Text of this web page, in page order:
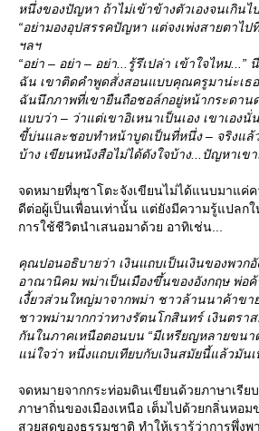
หนึ่งของปัญหา ถ้าไม่เข้าข้างตัวเองจนเกินไ
“อย่ามองอุปสรรคปัญหา แต่จงเพ่งสายตาไป
ฯลฯ
“อย่า – อย่า – อย่า...รู้รึเปล่า เข้าใจไหม...”
ฉัน เขาติดคำพูดสั่งสอนแบบคุณครูมาน่ะเธอ
ฉันนึกภาพที่เขายืนถือชอล์กอยู่หน้ากระดาน
บบว่า – ว่าแต่เขาอิเหนาเป็นเอง เขาเองนั่
ขี้บ่นและชอบทำหน้าบูดเป็นที่หนึ่ง – จริงแล้
บ้าง เขียนหนังสือไม่ได้ดังใจบ้าง...ปัญหาเ
จดหมายที่มุซาโตะจังเขียนไม่ได้แนบมาแค่
ดีต่อผู้เป็นเพื่อนเท่านั้น แต่ยังมีความรู้แปลก
การใช้ชีวิตนำเสนอมาด้วย อาทิเช่น...
คุณปอนอธิบายว่า เงินแถบเป็นเงินของพวก
อาณานิคม พม่าเป็นเมืองขึ้นของอังกฤษ พ่อ
เงี้ยวส่วนใหญ่มาจากพม่า ชาวล้านนาค้าขา
ชาวพม่ามากกว่าทางรัตนโกสินทร์ เงินตร
กันในภาคเหนือตอนบน “มีเหรียญหลายขนา
น่ใจว่า หนึ่งแถบเทียบกับเงินสมัยนี้แล้วมันเ
จดหมายจากกระท่อมดินเขียนด้วยภาษาเรี
ภาษาถิ่นของเมืองเหนือ เต็มไปด้วยกลิ่นหอ
สวยสดของธรรมชาติ ทำให้เรารู้ว่าการพึ่งพ